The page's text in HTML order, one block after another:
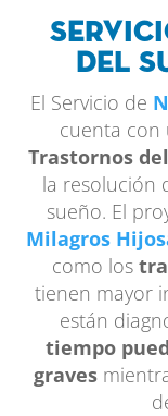
del
El Servicio de
cuenta con
Trastornos
la resolución
sueño. El
Milagros
como los
tienen mayor
están
tiempo
graves